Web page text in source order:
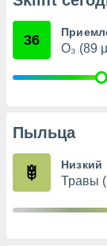
36
O₃ (89
Пыльца
Низкий
Травы